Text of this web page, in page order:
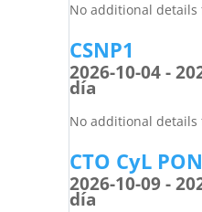
No additional details
CSNP1
2026-10-04 -
día
No additional details
CTO CyL
2026-10-09 -
día